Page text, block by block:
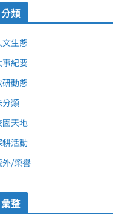
分類
文生態
事紀要
研動態
分類
園天地
耕活動
外/榮譽
彙整